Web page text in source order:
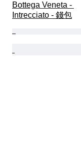
Bottega Veneta -
Intrecciato - 錢包